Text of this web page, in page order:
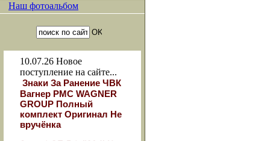
Наш фотоальбом
10.07.26 Новое
поступление на сайте...
Знаки За Ранение ЧВК
Вагнер РМС WAGNER
GROUP Полный
комплект Оригинал Не
вручёнка